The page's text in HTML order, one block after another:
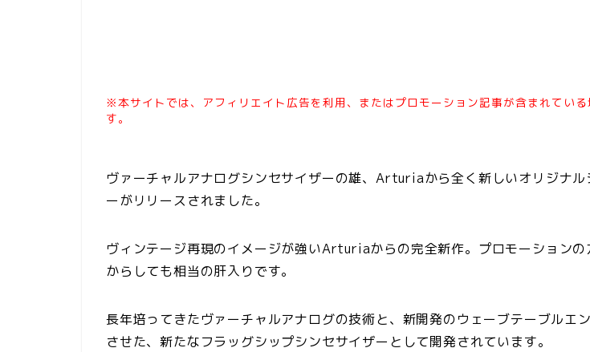
※本サイトでは、アフィリエイト広告を利用、またはプロモーション記事が含まれている
す。
ヴァーチャルアナログシンセサイザーの雄、Arturiaから全く新しいオリジナル
ーがリリースされました。
ヴィンテージ再現のイメージが強いArturiaからの完全新作。プロモーションの
からしても相当の肝入りです。
長年培ってきたヴァーチャルアナログの技術と、新開発のウェーブテーブルエ
させた、新たなフラッグシップシンセサイザーとして開発されています。